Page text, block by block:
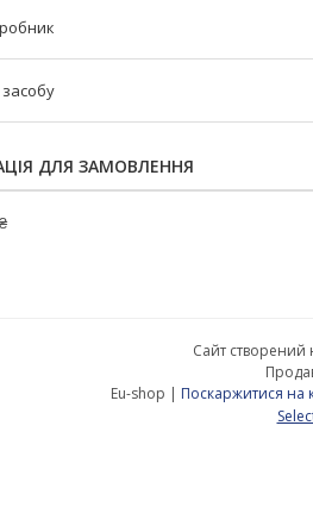
ДЛЯ ЗАМОВЛЕННЯ
Сайт створений
Eu-shop | Поскаржитися на